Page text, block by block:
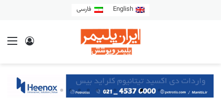
English فارسی